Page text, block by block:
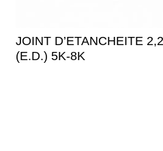
JOINT D’ETANCHEITE
(E.D.) 5K-8K